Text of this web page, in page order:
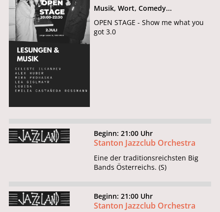
Musik, Wort, Comedy...
OPEN STAGE - Show me what you
got 3.0
Beginn: 21:00 Uhr
Stanton Jazzclub Orchestra
Eine der traditionsreichsten Big
Bands Österreichs. (S)
Beginn: 21:00 Uhr
Stanton Jazzclub Orchestra